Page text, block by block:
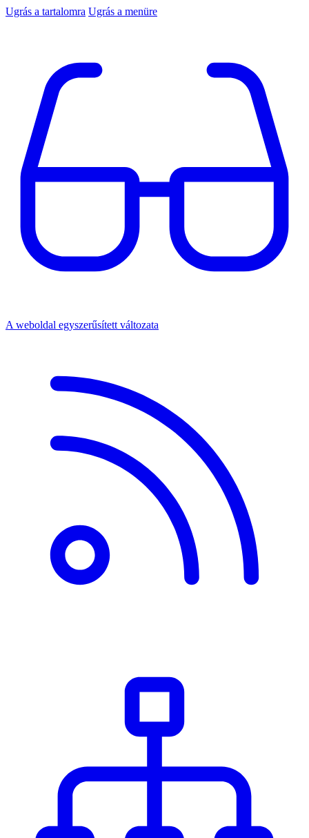
Ugrás a tartalomra Ugrás a menüre
A weboldal egyszerűsített változata